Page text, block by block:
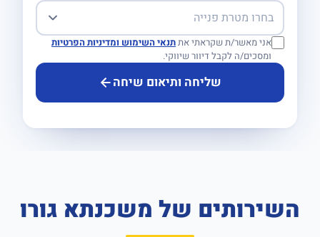
אני מאשר/ת שקראתי אתתנאי השימוש ומדיניות הפרטיות
ומסכים/ה לקבל דיוור שיווקי.
שליחה ותיאום שיחה
השירותים של משכנתא גורו